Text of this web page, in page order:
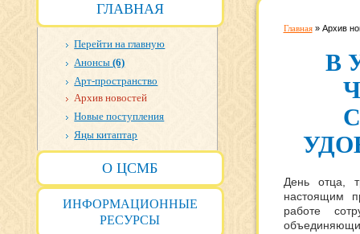
ГЛАВНАЯ
Перейти на главную
Анонсы(6)
Арт-пространство
Архив новостей
Новые поступления
Яңы китаптар
О ЦСМБ
ИНФОРМАЦИОННЫЕ
РЕСУРСЫ
Главная» Архив
В
День отца,
настоящим
работе